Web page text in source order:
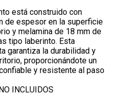
está construido con
de espesor en la superficie
y melamina de 18 mm de
tipo laberinto. Esta
garantiza la durabilidad y
proporcionándote un
y resistente al paso
INCLUIDOS